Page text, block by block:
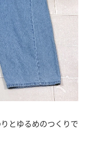
とゆるめのつくりで